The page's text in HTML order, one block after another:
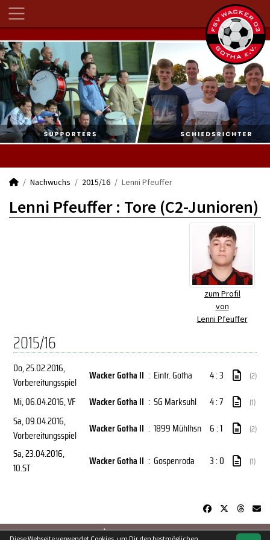
Nachwuchs 2015/16 Lenni Pfeuffer
Lenni Pfeuffer : Tore (C2-Junioren)
zum Profil
von
Lenni Pfeuffer
2015/16
Do, 25.02.2016,
Vorbereitungsspiel
Wacker Gotha II : Eintr. Gotha 4 : 3 (2)
Mi, 06.04.2016, VF Wacker Gotha II : SG Marksuhl 4 : 7 (1)
Sa, 09.04.2016,
Vorbereitungsspiel
Wacker Gotha II : 1899 Mühlhsn 6 : 1 (2)
Sa, 23.04.2016,
10.ST
Wacker Gotha II : Gospenroda 3 : 0 (1)
soccero.de